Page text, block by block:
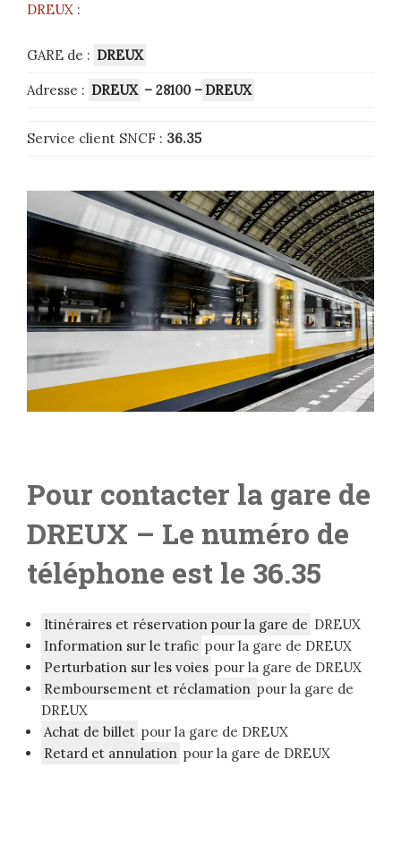
DREUX :
GARE de : DREUX
Adresse : DREUX – 28100 – DREUX
Service client SNCF : 36.35
Pour contacter la gare de
DREUX – Le numéro de
téléphone est le 36.35
Itinéraires et réservation pour la gare de DREUX
Information sur le trafic pour la gare de DREUX
Perturbation sur les voies pour la gare de DREUX
Remboursement et réclamation pour la gare de
DREUX
Achat de billet pour la gare de DREUX
Retard et annulation pour la gare de DREUX